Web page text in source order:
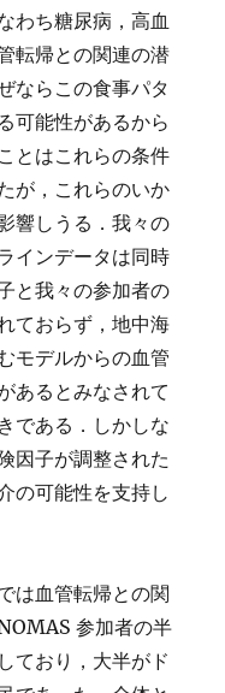
わち糖尿病，高血
転帰との関連の潜
ならこの食事パタ
可能性があるから
とはこれらの条件
が，これらのいか
響しうる．我々の
インデータは同時
と我々の参加者の
ておらず，地中海
モデルからの血管
あるとみなされて
である．しかしな
因子が調整された
の可能性を支持し
は血管転帰との関
参加者の半
ており，大半がド